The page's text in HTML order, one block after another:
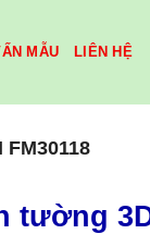
MẪU LIÊN HỆ
FM30118
tường